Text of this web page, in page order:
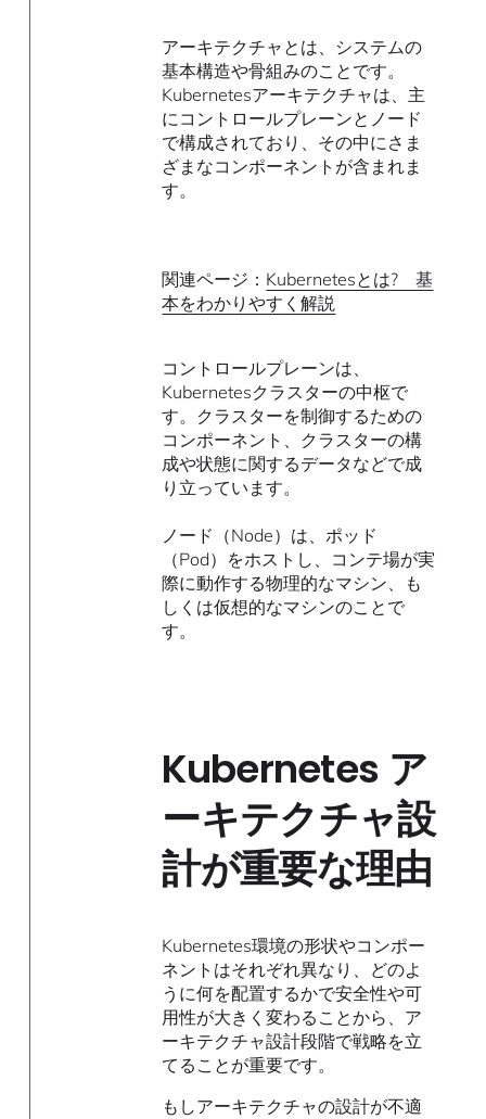
アーキテクチャとは、システムの
基本構造や骨組みのことです。
Kubernetesアーキテクチャは、主
にコントロールプレーンとノード
で構成されており、その中にさま
ざまなコンポーネントが含まれま
す。
関連ページ： Kubernetesとは? 基
本をわかりやすく解説
コントロールプレーンは、
Kubernetesクラスターの中枢で
す。クラスターを制御するための
コンポーネント、クラスターの構
成や状態に関するデータなどで成
り立っています。
ノード（Node）は、ポッド
（Pod）をホストし、コンテ場が実
際に動作する物理的なマシン、も
しくは仮想的なマシンのことで
す。
Kubernetes ア
ーキテクチャ設
計が重要な理由
Kubernetes環境の形状やコンポー
ネントはそれぞれ異なり、どのよ
うに何を配置するかで安全性や可
用性が大きく変わることから、ア
ーキテクチャ設計段階で戦略を立
てることが重要です。
もしアーキテクチャの設計が不適